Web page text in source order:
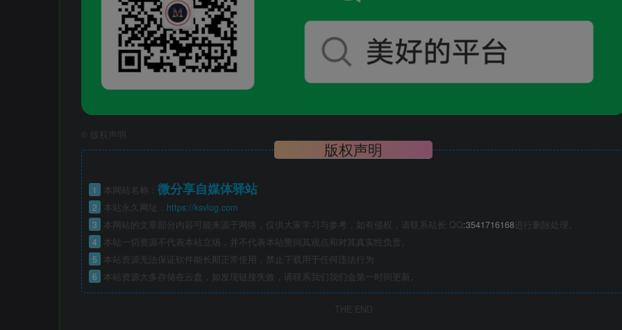
版权声明
版权声明
1 本网站名称： 微分享自媒体驿站
2 本站永久网址： https://ksvlog.com
3 本网站的文章部分内容可能来源于网络，仅供大家学习与参考，如有侵权，请联系站长 QQ:3541716168进行删除处理。
4 本站一切资源不代表本站立场，并不代表本站赞同其观点和对其真实性负责。
5 本站资源无法保证软件能长期正常使用，禁止下载用于任何违法行为
6 本站资源大多存储在云盘，如发现链接失效，请联系我们我们会第一时间更新。
THE END